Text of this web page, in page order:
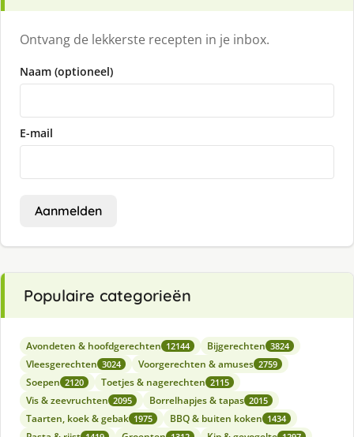
Ontvang de lekkerste recepten in je inbox.
Naam (optioneel)
E-mail
Aanmelden
Populaire categorieën
Avondeten & hoofdgerechten 12144 Bijgerechten 3824
Vleesgerechten 3024 Voorgerechten & amuses 2759
Soepen 2120 Toetjes & nagerechten 2115
Vis & zeevruchten 2095 Borrelhapjes & tapas 2015
Taarten, koek & gebak 1975 BBQ & buiten koken 1434